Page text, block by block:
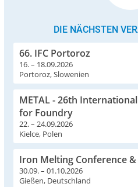
DIE NÄCHSTEN
66. IFC Portoroz
16. – 18.09.2026
Portoroz, Slowenien
METAL - 26th
for Foundry
22. – 24.09.2026
Kielce, Polen
Iron Melting Conference
30.09. – 01.10.2026
Gießen, Deutschland